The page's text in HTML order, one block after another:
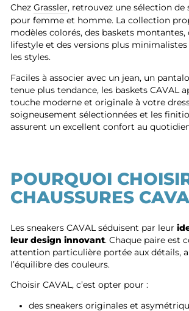
Chez Grassler, retrouvez une sélection de
pour femme et homme. La collection
modèles colorés, des baskets montantes,
lifestyle et des versions plus minimalistes
les styles.
Faciles à associer avec un jean, un
tenue plus tendance, les baskets CAVAL
touche moderne et originale à votre
soigneusement sélectionnées et les
assurent un excellent confort au
POURQUOI
CHAUSSURES
Les sneakers CAVAL séduisent par leur
leur design innovant. Chaque paire est
attention particulière portée aux détails,
l’équilibre des couleurs.
Choisir CAVAL, c’est opter pour :
des sneakers originales et